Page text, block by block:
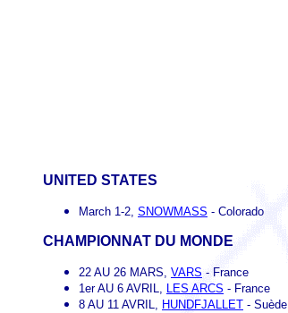
UNITED STATES
March 1-2, SNOWMASS - Colorado
CHAMPIONNAT DU MONDE
22 AU 26 MARS, VARS - France
1er AU 6 AVRIL,
LES ARCS - France
8 AU 11 AVRIL,
HUNDFJALLET - Suède